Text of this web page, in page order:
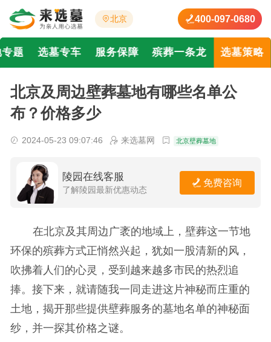
北京 400-097-0680
题 选墓专车 服务保障 殡葬一条龙 选墓策略
北京及周边壁葬墓地有哪些名单公
布？价格多少
2024-05-23 09:07:46 来选墓网 北京壁葬墓地
陵园在线客服
了解陵园最新优惠动态
免费咨询
在北京及其周边广袤的地域上，壁葬这一节地
环保的殡葬方式正悄然兴起，犹如一股清新的风，
吹拂着人们的心灵，受到越来越多市民的热烈追
捧。接下来，就请随我一同走进这片神秘而庄重的
土地，揭开那些提供壁葬服务的墓地名单的神秘面
纱，并一探其价格之谜。